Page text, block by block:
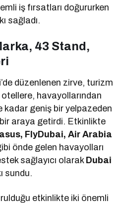
iş fırsatları doğururken
sağladı.
43 Stand,
düzenlenen zirve, turizm
havayollarından
geniş bir yelpazeden
bir araya getirdi. Etkinlikte
FlyDubai, Air Arabia
önde gelen havayolları
sağlayıcı olarak Dubai
sundu.
etkinlikte iki önemli